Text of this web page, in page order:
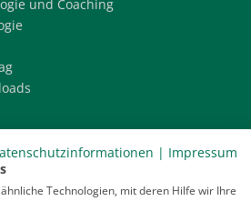
und Coaching
| Impressum
Technologien, mit deren Hilfe wir Ihre